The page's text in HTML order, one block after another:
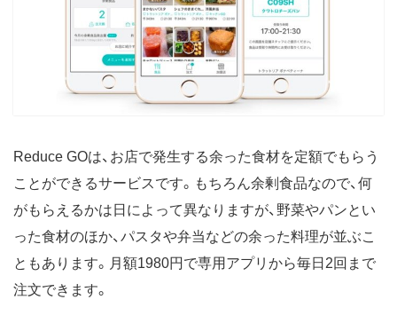
Reduce GOは、お店で発生する余った食材を定額でもらう
ことができるサービスです。もちろん余剰食品なので、何
がもらえるかは日によって異なりますが、野菜やパンとい
った食材のほか、パスタや弁当などの余った料理が並ぶこ
ともあります。月額1980円で専用アプリから毎日2回まで
注文できます。